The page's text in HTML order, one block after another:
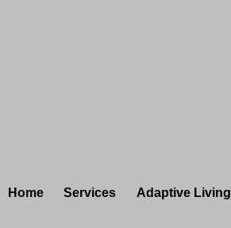
Home Services Adaptive Living